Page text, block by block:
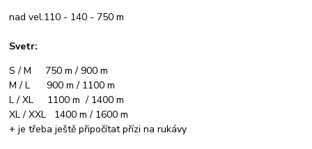
nad vel.110 - 140 - 750 m
Svetr:
S / M 750 m / 900 m
M / L 900 m / 1100 m
L / XL 1100 m / 1400 m
XL / XXL 1400 m / 1600 m
+ je třeba ještě připočítat přízi na rukávy